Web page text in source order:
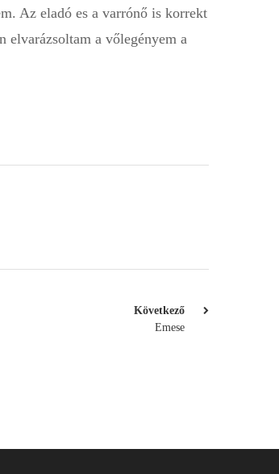
Az eladó es a varrónő is korrekt
elvarázsoltam a vőlegényem a
Következő
Emese